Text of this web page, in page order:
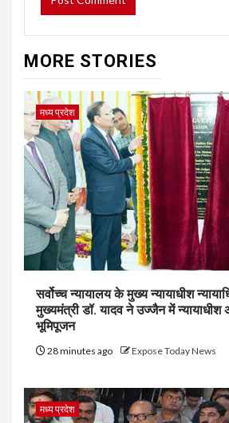
MORE STORIES
मध्य प्रदेश
सर्वोच्च न्यायालय के मुख्‍य न्‍यायाधीश
मुख्यमंत्री डॉ. यादव ने उज्जैन में न्यायाधीश
भूमिपूजन
28 minutes ago Expose Today News
मध्य प्रदेश